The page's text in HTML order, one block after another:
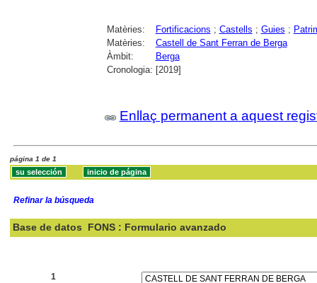
Matèries: Fortificacions ; Castells ; Guies ;
Matèries:
Castell de Sant Ferran de Berga
Àmbit:
Berga
Cronologia: [2019]
Enllaç permanent a aquest
página 1 de 1
Refinar la búsqueda
Base de datos FONS : Formulario avanzado
1